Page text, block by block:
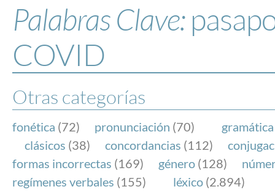
ESPECIALES
BLOG
NOTICIAS
FundéuRAE es una fundación patrocinada por la
y la Real Academia Española, cuyo objetivo es
el buen uso del español en los medios de
Internet.
Palabras Clave:
COVID
Otras categorías
fonética (72) pronunciación (70) gramática
clásicos (38) concordancias (112)
formas incorrectas (169) género (128)
regímenes verbales (155) léxico (2.894)